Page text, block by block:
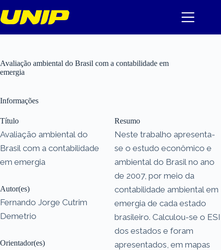
para
o
Avaliação ambiental do Brasil com a contabilidade em
emergia
Informações
Título
Avaliação ambiental do
Brasil com a contabilidade
em emergia
Autor(es)
Fernando Jorge Cutrim
Demetrio
Orientador(es)
Resumo
Neste trabalho apresenta-
se o estudo econômico e
ambiental do Brasil no ano
de 2007, por meio da
contabilidade ambiental em
emergia de cada estado
brasileiro. Calculou-se o ESI
dos estados e foram
apresentados, em mapas